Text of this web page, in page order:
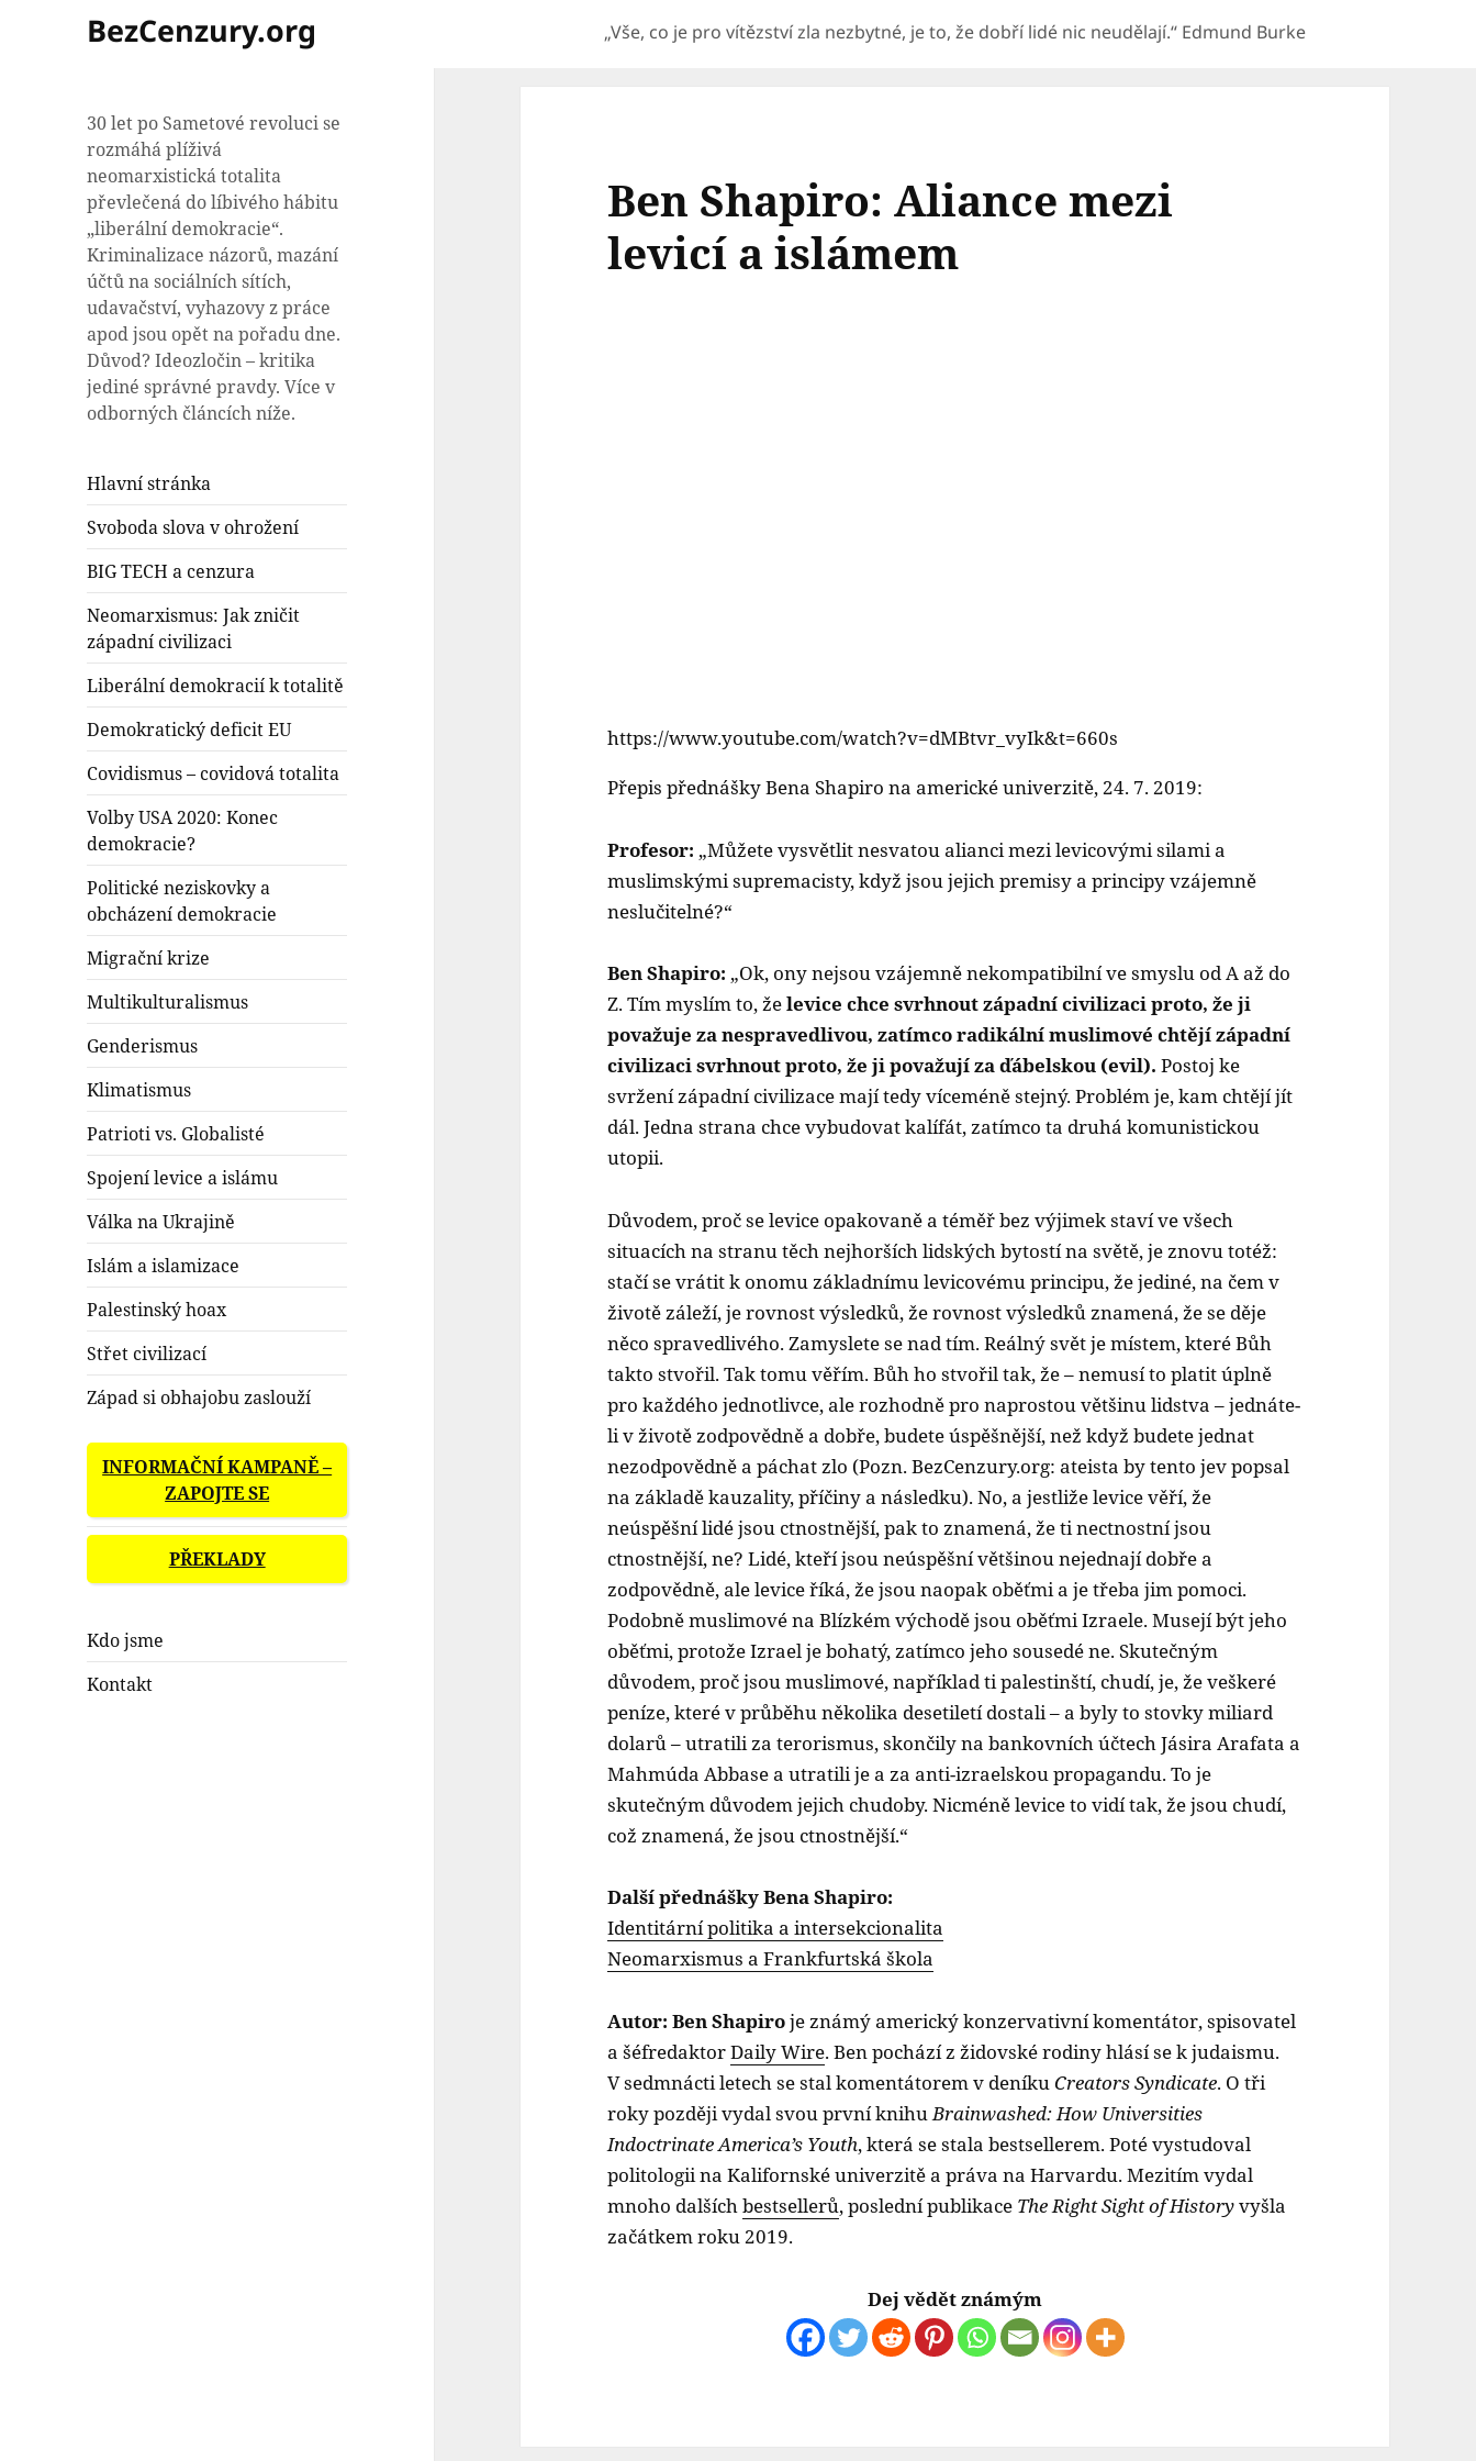
BezCenzury.org „Vše, co je pro vítězství zla nezbytné, je to, že dobří lidé nic neudělají.“ Edmund Burke
30 let po Sametové revoluci se
rozmáhá plíživá
neomarxistická totalita
převlečená do líbivého hábitu
„liberální demokracie“.
Kriminalizace názorů, mazání
účtů na sociálních sítích,
udavačství, vyhazovy z práce
apod jsou opět na pořadu dne.
Důvod? Ideozločin – kritika
jediné správné pravdy. Více v
odborných článcích níže.
Hlavní stránka
Svoboda slova v ohrožení
BIG TECH a cenzura
Neomarxismus: Jak zničit
západní civilizaci
Liberální demokracií k totalitě
Demokratický deficit EU
Covidismus – covidová totalita
Volby USA 2020: Konec
demokracie?
Politické neziskovky a
obcházení demokracie
Migrační krize
Multikulturalismus
Genderismus
Klimatismus
Patrioti vs. Globalisté
Spojení levice a islámu
Válka na Ukrajině
Islám a islamizace
Palestinský hoax
Střet civilizací
Západ si obhajobu zaslouží
INFORMAČNÍ KAMPANĚ –
ZAPOJTE SE
PŘEKLADY
Kdo jsme
Kontakt
Ben Shapiro: Aliance mezi
levicí a islámem
https://www.youtube.com/watch?v=dMBtvr_vyIk&t=660s
Přepis přednášky Bena Shapiro na americké univerzitě, 24. 7. 2019:
Profesor: „Můžete vysvětlit nesvatou alianci mezi levicovými silami a
muslimskými supremacisty, když jsou jejich premisy a principy vzájemně
neslučitelné?“
Ben Shapiro: „Ok, ony nejsou vzájemně nekompatibilní ve smyslu od A až do
Z. Tím myslím to, želevice chce svrhnout západní civilizaci proto, že ji
považuje za nespravedlivou, zatímco radikální muslimové chtějí západní
civilizaci svrhnout proto, že ji považují za ďábelskou (evil).Postoj ke
svržení západní civilizace mají tedy víceméně stejný. Problém je, kam chtějí jít
dál. Jedna strana chce vybudovat kalífát, zatímco ta druhá komunistickou
utopii.
Důvodem, proč se levice opakovaně a téměř bez výjimek staví ve všech
situacích na stranu těch nejhorších lidských bytostí na světě, je znovu totéž:
stačí se vrátit k onomu základnímu levicovému principu, že jediné, na čem v
životě záleží, je rovnost výsledků, že rovnost výsledků znamená, že se děje
něco spravedlivého. Zamyslete se nad tím. Reálný svět je místem, které Bůh
takto stvořil. Tak tomu věřím. Bůh ho stvořil tak, že – nemusí to platit úplně
pro každého jednotlivce, ale rozhodně pro naprostou většinu lidstva – jednáte-
li v životě zodpovědně a dobře, budete úspěšnější, než když budete jednat
nezodpovědně a páchat zlo (Pozn. BezCenzury.org: ateista by tento jev popsal
na základě kauzality, příčiny a následku). No, a jestliže levice věří, že
neúspěšní lidé jsou ctnostnější, pak to znamená, že ti nectnostní jsou
ctnostnější, ne? Lidé, kteří jsou neúspěšní většinou nejednají dobře a
zodpovědně, ale levice říká, že jsou naopak oběťmi a je třeba jim pomoci.
Podobně muslimové na Blízkém východě jsou oběťmi Izraele. Musejí být jeho
oběťmi, protože Izrael je bohatý, zatímco jeho sousedé ne. Skutečným
důvodem, proč jsou muslimové, například ti palestinští, chudí, je, že veškeré
peníze, které v průběhu několika desetiletí dostali – a byly to stovky miliard
dolarů – utratili za terorismus, skončily na bankovních účtech Jásira Arafata a
Mahmúda Abbase a utratili je a za anti-izraelskou propagandu. To je
skutečným důvodem jejich chudoby. Nicméně levice to vidí tak, že jsou chudí,
což znamená, že jsou ctnostnější.“
Další přednášky Bena Shapiro:
Identitární politika a intersekcionalita
Neomarxismus a Frankfurtská škola
Autor: Ben Shapiroje známý americký konzervativní komentátor, spisovatel
a šéfredaktorDaily Wire. Ben pochází z židovské rodiny hlásí se k judaismu.
V sedmnácti letech se stal komentátorem v deníkuCreators Syndicate. O tři
roky později vydal svou první knihuBrainwashed: How Universities
Indoctrinate America’s Youth, která se stala bestsellerem. Poté vystudoval
politologii na Kalifornské univerzitě a práva na Harvardu. Mezitím vydal
mnoho dalšíchbestsellerů, poslední publikace The Right Sight of Historyvyšla
začátkem roku 2019.
Dej vědět známým